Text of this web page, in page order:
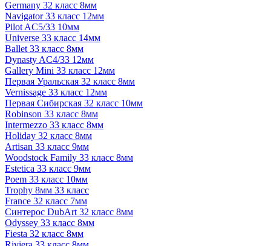
Germany 32 класс 8мм
Navigator 33 класс 12мм
Pilot AC5/33 10мм
Universe 33 класс 14мм
Ballet 33 класс 8мм
Dynasty AC4/33 12мм
Gallery Mini 33 класс 12мм
Первая Уральская 32 класс 8мм
Vernissage 33 класс 12мм
Первая Сибирская 32 класс 10мм
Robinson 33 класс 8мм
Intermezzo 33 класс 8мм
Holiday 32 класс 8мм
Artisan 33 класс 9мм
Woodstock Family 33 класс 8мм
Estetica 33 класс 9мм
Poem 33 класс 10мм
Trophy 8мм 33 класс
France 32 класс 7мм
Синтерос DubArt 32 класс 8мм
Odyssey 33 класс 8мм
Fiesta 32 класс 8мм